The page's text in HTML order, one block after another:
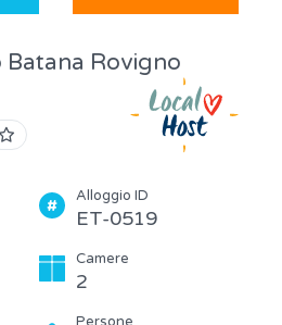
Rovigno
Alloggio ID
ET-0519
Camere
2